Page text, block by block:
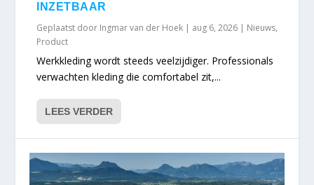
INZETBAAR
Geplaatst door Ingmar van der Hoek | aug 6, 2026 | Nieuws,
Product
Werkkleding wordt steeds veelzijdiger. Professionals
verwachten kleding die comfortabel zit,...
LEES VERDER